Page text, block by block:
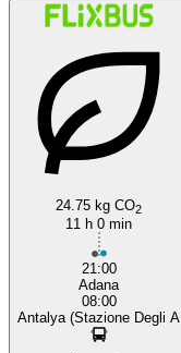
24.75 kg CO2
11 h 0 min
21:00
Adana
08:00
Antalya (Stazione Degli A